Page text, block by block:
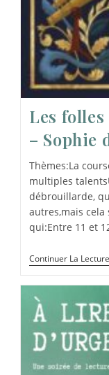
Les
– Sophie
Thèmes:La
multiples
débrouillarde,
autres,mais
qui:Entre 11 et
Continuer La Lecture